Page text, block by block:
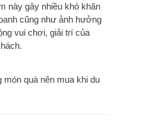
này gây nhiều khó khăn
cũng như ảnh hưởng
vui chơi, giải trí của
món quà nên mua khi du